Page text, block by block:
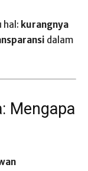
hal: kurangnya
dalam
Mengapa